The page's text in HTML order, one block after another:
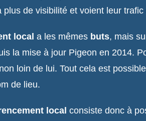
plus de visibilité et voient leur
local a les mêmes buts, mais
la mise à jour Pigeon en 2014.
loin de lui. Tout cela est
de lieu.
local consiste donc à